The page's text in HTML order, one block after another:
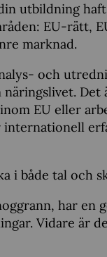
utbildning
EU-rätt,
marknad.
och
Det
EU eller
i både tal och
har en
Vidare är